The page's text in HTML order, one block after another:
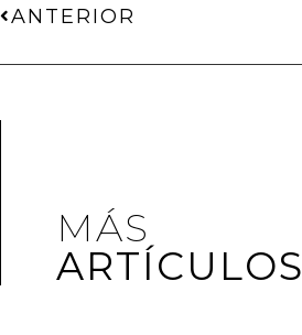
ANTERIOR
MÁS
ARTÍCULOS